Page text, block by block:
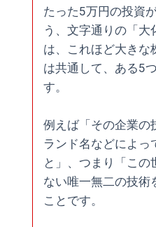
たった5万円の投資
う、文字通りの「大
は、これほど大きな
は共通して、ある5
す。
例えば「その企業の
ランド名などによっ
と」、つまり「この
ない唯一無二の技術
ことです。